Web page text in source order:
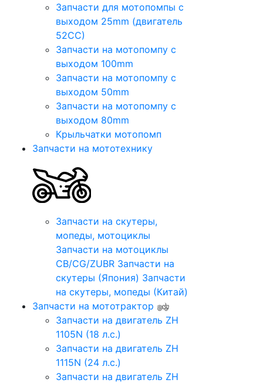
Запчасти для мотопомпы с
выходом 25mm (двигатель
52CC)
Запчасти на мотопомпу с
выходом 100mm
Запчасти на мотопомпу с
выходом 50mm
Запчасти на мотопомпу с
выходом 80mm
Крыльчатки мотопомп
Запчасти на мототехнику
Запчасти на скутеры,
мопеды, мотоциклы
Запчасти на мотоциклы
CB/CG/ZUBR Запчасти на
скутеры (Япония) Запчасти
на скутеры, мопеды (Китай)
Запчасти на мототрактор
Запчасти на двигатель ZH
1105N (18 л.с.)
Запчасти на двигатель ZH
1115N (24 л.с.)
Запчасти на двигатель ZH